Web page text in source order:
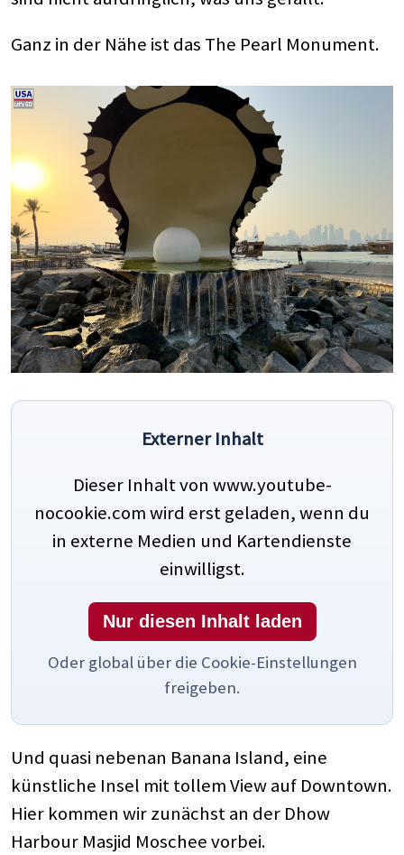
Ganz in der Nähe ist das The Pearl Monument.
Externer Inhalt
Dieser Inhalt von www.youtube-
nocookie.com wird erst geladen, wenn du
in externe Medien und Kartendienste
einwilligst.
Nur diesen Inhalt laden
Oder global über die Cookie-Einstellungen
freigeben.
Und quasi nebenan Banana Island, eine
künstliche Insel mit tollem View auf Downtown.
Hier kommen wir zunächst an der Dhow
Harbour Masjid Moschee vorbei.